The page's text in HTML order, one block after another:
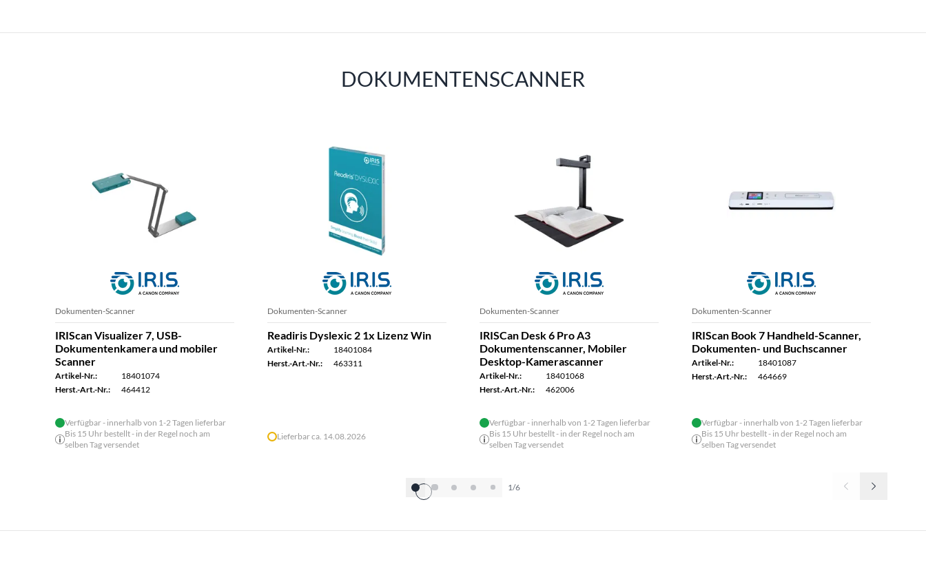
DOKUMENTENSCANNER
Dokumenten-Scanner
IRIScan Visualizer 7, USB-
Dokumentenkamera und mobiler
Scanner
Artikel-Nr.:
18401074
Herst.-Art.-Nr.:
464412
Verfügbar - innerhalb von 1-2 Tagen lieferbar
Bis 15 Uhr bestellt - in der Regel noch am
selben Tag versendet
Dokumenten-Scanner
Readiris Dyslexic 2 1x Lizenz Win
Artikel-Nr.:
18401084
Herst.-Art.-Nr.:
463311
Lieferbar ca. 14.08.2026
Dokumenten-Scanner
IRISCan Desk 6 Pro A3
Dokumentenscanner, Mobiler
Desktop-Kamerascanner
Artikel-Nr.:
18401068
Herst.-Art.-Nr.:
462006
Verfügbar - innerhalb von 1-2 Tagen lieferbar
Bis 15 Uhr bestellt - in der Regel noch am
selben Tag versendet
Dokumenten-Scanner
IRIScan Book 7 Handheld-Scanner,
Dokumenten- und Buchscanner
Artikel-Nr.:
18401087
Herst.-Art.-Nr.:
464669
Verfügbar - innerhalb von 1-2 Tagen lieferbar
Bis 15 Uhr bestellt - in der Regel noch am
selben Tag versendet
1/6